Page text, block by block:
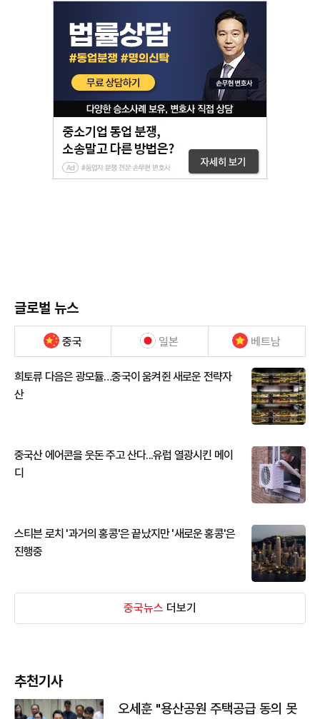
글로벌 뉴스
중국 일본 베트남
희토류 다음은 광모듈…중국이 움켜쥔 새로운 전략자
산
중국산 에어콘을 웃돈 주고 산다...유럽 열광시킨 메이
디
스티븐 로치 '과거의 홍콩'은 끝났지만 '새로운 홍콩'은
진행중
중국뉴스 더보기
추천기사
오세훈 "용산공원 주택공급 동의 못